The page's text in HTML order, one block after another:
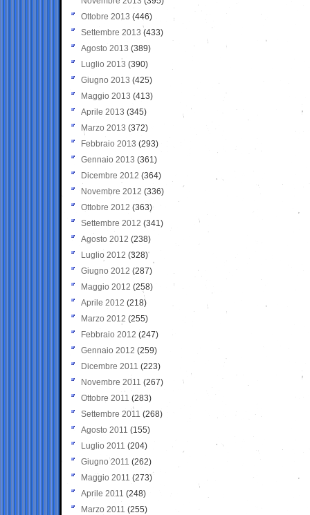
Ottobre 2013 (446)
Settembre 2013 (433)
Agosto 2013 (389)
Luglio 2013 (390)
Giugno 2013 (425)
Maggio 2013 (413)
Aprile 2013 (345)
Marzo 2013 (372)
Febbraio 2013 (293)
Gennaio 2013 (361)
Dicembre 2012 (364)
Novembre 2012 (336)
Ottobre 2012 (363)
Settembre 2012 (341)
Agosto 2012 (238)
Luglio 2012 (328)
Giugno 2012 (287)
Maggio 2012 (258)
Aprile 2012 (218)
Marzo 2012 (255)
Febbraio 2012 (247)
Gennaio 2012 (259)
Dicembre 2011 (223)
Novembre 2011 (267)
Ottobre 2011 (283)
Settembre 2011 (268)
Agosto 2011 (155)
Luglio 2011 (204)
Giugno 2011 (262)
Maggio 2011 (273)
Aprile 2011 (248)
Marzo 2011 (255)